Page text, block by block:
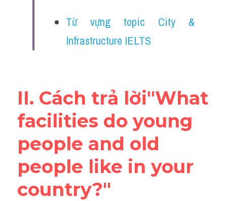
Từ vựng topic City &
Infrastructure IELTS
II. Cách trả lời"What
facilities do young
people and old
people like in your
country?"